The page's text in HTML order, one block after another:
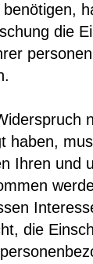
die
haben,
Ihren und
die